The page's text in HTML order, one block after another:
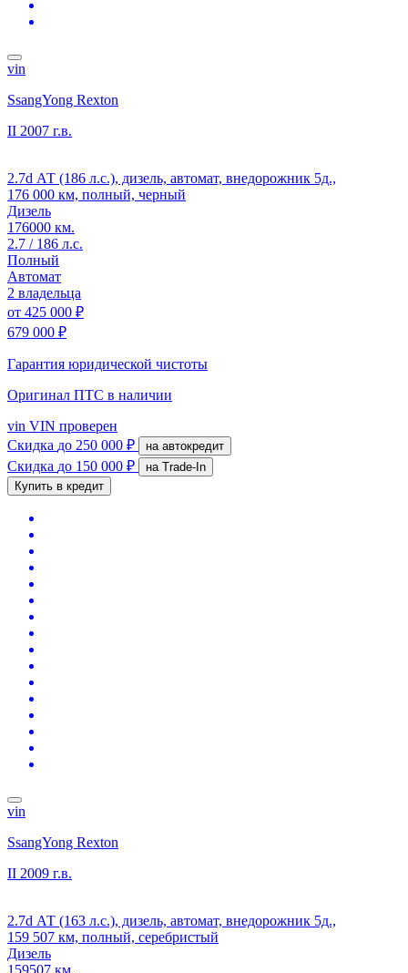
vin
SsangYong Rexton
II 2007 г.в.
2.7d АТ (186 л.с.), дизель, автомат, внедорожник 5д.,
176 000 км, полный, черный
Дизель
176000 км.
2.7 / 186 л.с.
Полный
Автомат
2 владельца
от 425 000 ₽
679 000 ₽
Гарантия юридической чистоты
Оригинал ПТС в наличии
vin VIN проверен
Скидка до 250 000 ₽ на автокредит
Скидка до 150 000 ₽
на Trade-In
Купить в кредит
vin
SsangYong Rexton
II 2009 г.в.
2.7d АТ (163 л.с.), дизель, автомат, внедорожник 5д.,
159 507 км, полный, серебристый
Дизель
159507 км.